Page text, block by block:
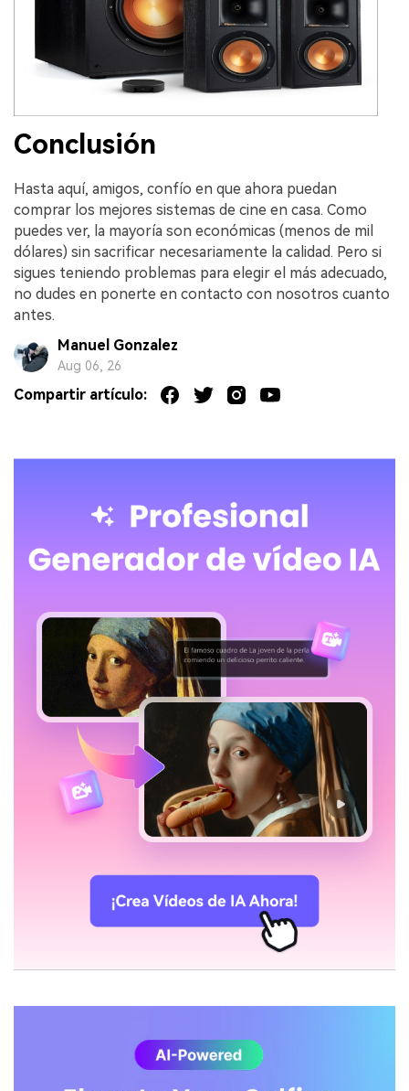
Conclusión
Hasta aquí, amigos, confío en que ahora puedan
comprar los mejores sistemas de cine en casa. Como
puedes ver, la mayoría son económicas (menos de mil
dólares) sin sacrificar necesariamente la calidad. Pero si
sigues teniendo problemas para elegir el más adecuado,
no dudes en ponerte en contacto con nosotros cuanto
antes.
Manuel Gonzalez
Aug 06, 26
Compartir artículo: